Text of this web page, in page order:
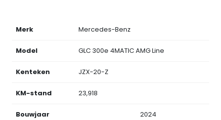
Merk Mercedes-Benz
Model GLC 300e 4MATIC AMG Line
Kenteken JZX-20-Z
KM-stand 23,918
Bouwjaar 2024